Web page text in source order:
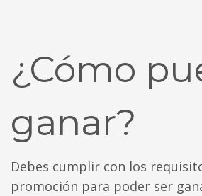
¿Cómo
ganar?
Debes cumplir con los
promoción para poder ser